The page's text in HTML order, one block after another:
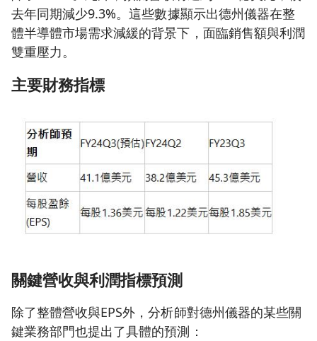
去年同期減少9.3%。這些數據顯示出德州儀器在整
體半導體市場需求減緩的背景下，面臨銷售額與利潤
雙重壓力。
主要財務指標
關鍵營收與利潤指標預測
除了整體營收與EPS外，分析師對德州儀器的某些關
鍵業務部門也提出了具體的預測：